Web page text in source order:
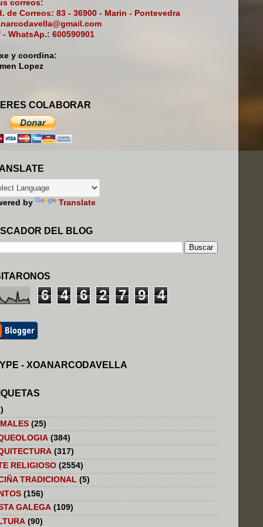
correos:
de Correos: 83 - 36900 - Marin - Pontevedra
- WhatsAp.: 600590901
y coordina:
Lopez
COLABORAR
by Translate
DEL BLOG
6 4 6 2 7 9 4
- XOANARCODAVELLA
(25)
(384)
(317)
RELIGIOSO (2554)
TRADICIONAL (5)
(156)
GALEGA (109)
(90)